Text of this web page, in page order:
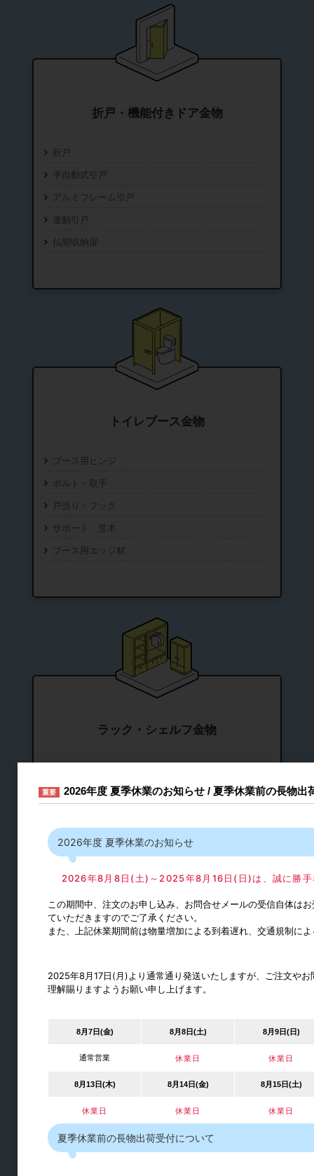
折戸・機能付きドア金物
折戸
半自動式引戸
アルミフレーム引戸
連動引戸
仏間収納扉
トイレブース金物
ブース用ヒンジ
ボルト・取手
戸当り・フック
サポート・笠木
ブース用エッジ材
ラック・シェルフ金物
スライドレール
フック
締結・ジョイント
棚ダボ
品名差
棚柱・持ち送り
パイプ・ブラケット
水平収納
重要 2026年度 夏季休業のお知らせ / 夏季休業前の長物出
2026年度 夏季休業のお知らせ
2026年8月8日(土)～2025年8月16日(日)は、誠に勝手
この期間中、注文のお申し込み、お問合せメールの受信自体は
ていただきますのでご了承ください。
また、上記休業期間前は物量増加による到着遅れ、交通規制に
2025年8月17日(月)より通常通り発送いたしますが、ご注文や
理解賜りますようお願い申し上げます。
8月7日(金) 8月8日(土) 8月9日(日)
通常営業 休業日 休業日
8月13日(木) 8月14日(金) 8月15日(土)
休業日 休業日 休業日
夏季休業前の長物出荷受付について